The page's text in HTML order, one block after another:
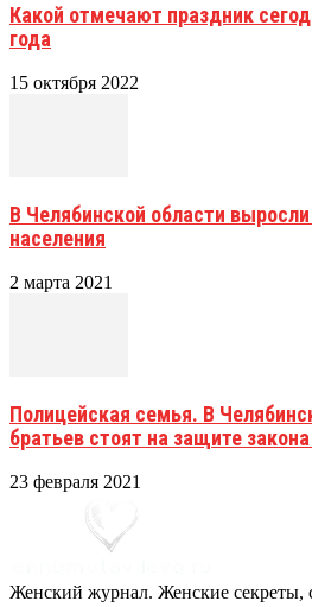
Какой отмечают праздник
года
15 октября 2022
В Челябинской области
населения
2 марта 2021
Полицейская семья. В
братьев стоят на защите
23 февраля 2021
Женский журнал. Женские секреты,